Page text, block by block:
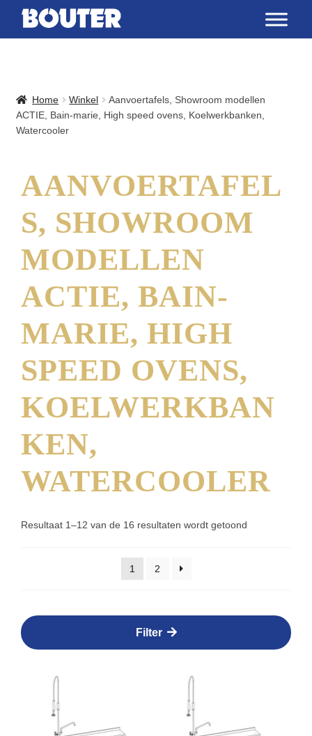
Home Winkel
Aanvoertafels, Showroom modellen
ACTIE, Bain-marie, High speed ovens, Koelwerkbanken,
Watercooler
AANVOERTAFEL
S, SHOWROOM
MODELLEN
ACTIE, BAIN-
MARIE, HIGH
SPEED OVENS,
KOELWERKBAN
KEN,
WATERCOOLER
Resultaat 1–12 van de 16 resultaten wordt getoond
1 2
Filter